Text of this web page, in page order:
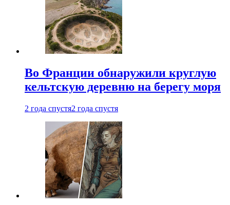
Во Франции обнаружили круглую
кельтскую деревню на берегу моря
2 года спустя2 года спустя